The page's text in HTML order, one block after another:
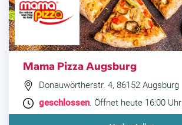
Mama Pizza Augsburg
Donauwörtherstr. 4, 86152 Augsburg
geschlossen. Öffnet heute 16:00 Uhr